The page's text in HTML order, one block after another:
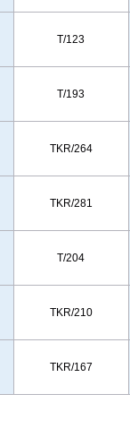
T/123
T/193
TKR/264
TKR/281
T/204
TKR/210
TKR/167